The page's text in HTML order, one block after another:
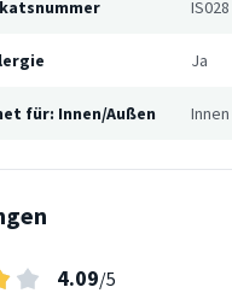
Ja
für: Innen/Außen Innen
4.09/5